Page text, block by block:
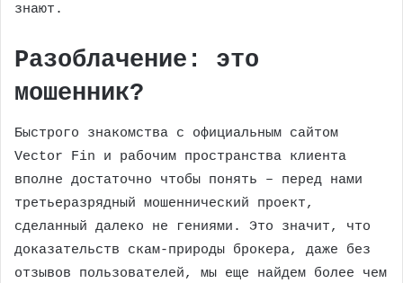
знают.
Разоблачение: это
мошенник?
Быстрого знакомства с официальным сайтом
Vector Fin и рабочим пространства клиента
вполне достаточно чтобы понять – перед нами
третьеразрядный мошеннический проект,
сделанный далеко не гениями. Это значит, что
доказательств скам-природы брокера, даже без
отзывов пользователей, мы еще найдем более чем